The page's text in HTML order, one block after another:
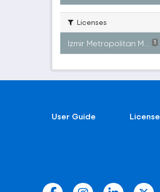
Licenses
Izmir Metropolitan M... 1
User Guide License